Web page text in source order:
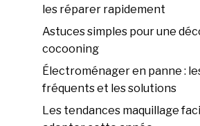
les réparer rapidement
Astuces simples pour une
cocooning
Électroménager en panne :
fréquents et les solutions
Les tendances maquillage